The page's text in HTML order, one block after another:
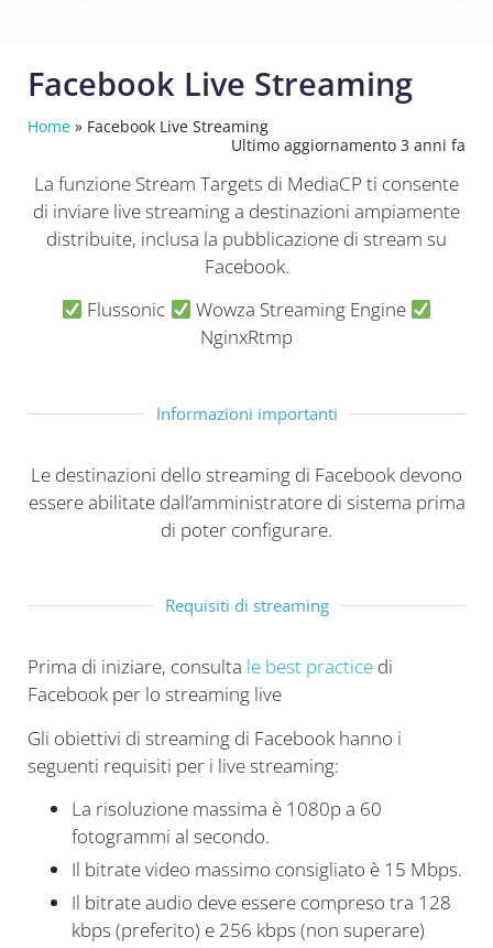
Facebook Live Streaming
Home » Facebook Live Streaming
Ultimo aggiornamento 3 anni fa
La funzione Stream Targets di MediaCP ti consente
di inviare live streaming a destinazioni ampiamente
distribuite, inclusa la pubblicazione di stream su
Facebook.
Flussonic
Wowza Streaming Engine
NginxRtmp
Informazioni importanti
Le destinazioni dello streaming di Facebook devono
essere abilitate dall’amministratore di sistema prima
di poter configurare.
Requisiti di streaming
Prima di iniziare, consulta le best practice di
Facebook per lo streaming live
Gli obiettivi di streaming di Facebook hanno i
seguenti requisiti per i live streaming:
La risoluzione massima è 1080p a 60
fotogrammi al secondo.
Il bitrate video massimo consigliato è 15 Mbps.
Il bitrate audio deve essere compreso tra 128
kbps (preferito) e 256 kbps (non superare)